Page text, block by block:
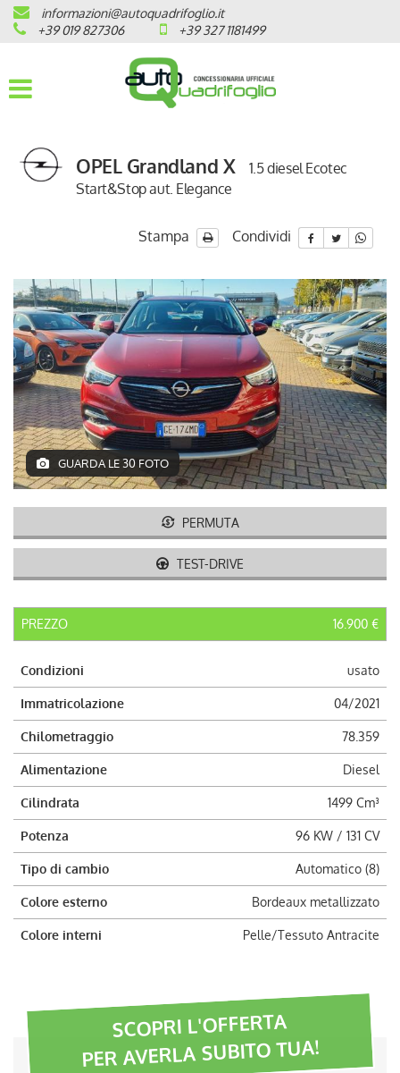
HOME
AZIENDA
OPEL
PRONTA CONSEGNA / KM 0
VEICOLI CON ECOBONUS
AUTO USATE
ACQUISTIAMO USATO
ASSISTENZA
LAVORA CON NOI
NEWS
AREA COMMERCIANTI
informazioni@autoquadrifoglio.it
+39 019 827306
+39 327 1181499
OPEL Grandland X
1.5 diesel Ecotec
Start&Stop aut. Elegance
Stampa Condividi
GUARDA LE 30 FOTO
PERMUTA
TEST-DRIVE
PREZZO 16.900 €
Condizioni usato
Immatricolazione 04/2021
Chilometraggio 78.359
Alimentazione Diesel
Cilindrata 1499 Cm³
Potenza 96 KW / 131 CV
Tipo di cambio Automatico (8)
Colore esterno Bordeaux metallizzato
Colore interni Pelle/Tessuto Antracite
SCOPRI L'OFFERTA
PER AVERLA SUBITO TUA!